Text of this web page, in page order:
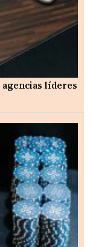
líderes